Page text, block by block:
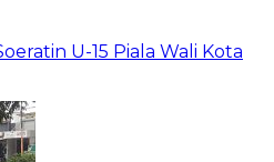
U-15 Piala Wali Kota